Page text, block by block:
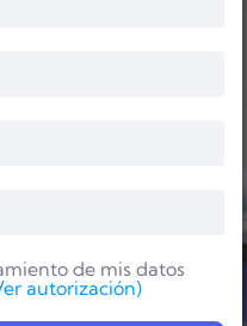
de mis datos
autorización)